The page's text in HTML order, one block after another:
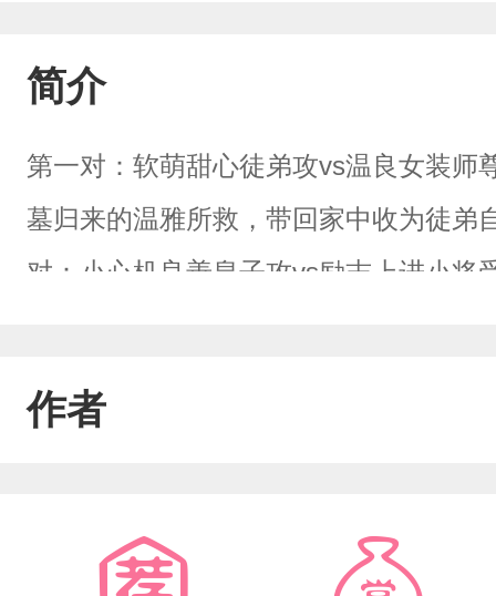
简介
第一对：软萌甜心徒弟攻vs温良女装师
墓归来的温雅所救，带回家中收为徒弟
对：小心机良善皇子攻vs励志上进小将
作者